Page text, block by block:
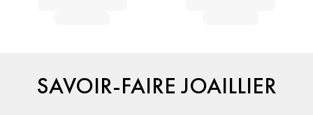
SAVOIR-FAIRE JOAILLIER